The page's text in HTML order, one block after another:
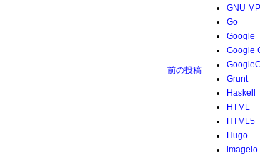
前の投稿
GNU
Go
Google
Google
Grunt
Haskell
HTML
HTML5
Hugo
imageio